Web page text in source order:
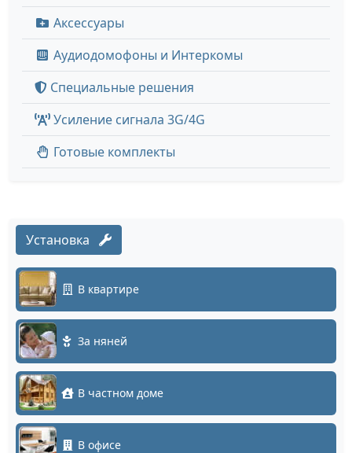
Аксессуары
Аудиодомофоны и Интеркомы
Специальные решения
Усиление сигнала 3G/4G
Готовые комплекты
Установка
В квартире
За няней
В частном доме
В офисе